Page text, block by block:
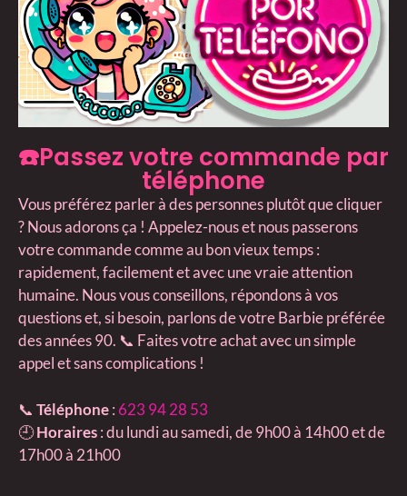
☎️Passez votre commande par
téléphone
Vous préférez parler à des personnes plutôt que cliquer
? Nous adorons ça ! Appelez-nous et nous passerons
votre commande comme au bon vieux temps :
rapidement, facilement et avec une vraie attention
humaine. Nous vous conseillons, répondons à vos
questions et, si besoin, parlons de votre Barbie préférée
des années 90. 📞 Faites votre achat avec un simple
appel et sans complications !
📞 Téléphone: 623 94 28 53
🕘Horaires: du lundi au samedi, de 9h00 à 14h00 et de
17h00 à 21h00